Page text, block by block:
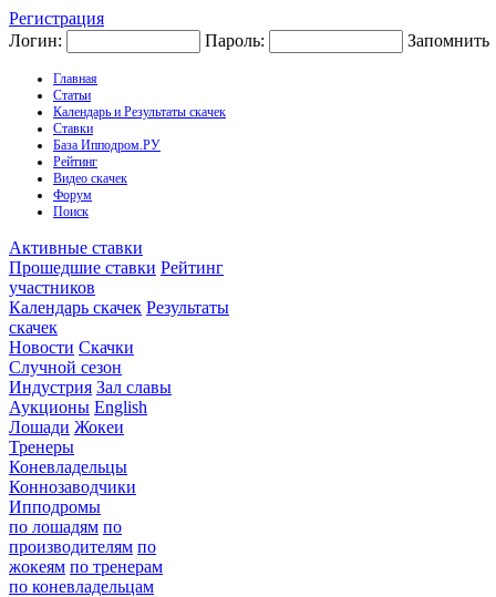
Регистрация
Логин:
Пароль: Запомнить
Главная
Статьи
Календарь и Результаты скачек
Ставки
База Ипподром.РУ
Рейтинг
Видео скачек
Форум
Поиск
Активные ставки
Прошедшие ставки Рейтинг
участников
Календарь скачек Результаты
скачек
Новости Скачки
Случной сезон
Индустрия Зал славы
Аукционы English
Лошади Жокеи
Тренеры
Коневладельцы
Коннозаводчики
Ипподромы
по лошадям по
производителям по
жокеям по тренерам
по коневладельцам